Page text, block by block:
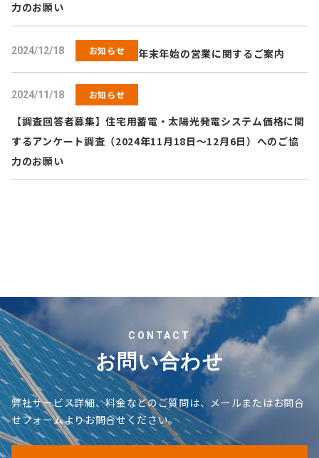
力のお願い
2024/12/18 お知らせ 年末年始の営業に関するご案内
2024/11/18 お知らせ
【調査回答者募集】住宅用蓄電・太陽光発電システム価格に関
するアンケート調査（2024年11月18日～12月6日）へのご協
力のお願い
CONTACT
お問い合わせ
弊社サービス詳細、料金などのご質問は、メールまたはお問合
せフォームよりお問合せください。